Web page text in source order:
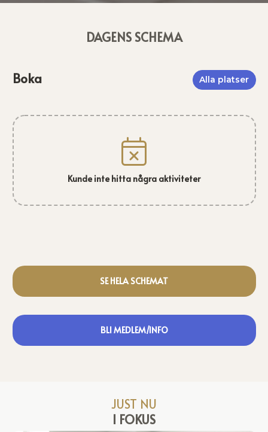
DAGENS SCHEMA
Boka Alla platser
Kunde inte hitta några aktiviteter
SE HELA SCHEMAT
BLI MEDLEM/INFO
JUST NU
I FOKUS